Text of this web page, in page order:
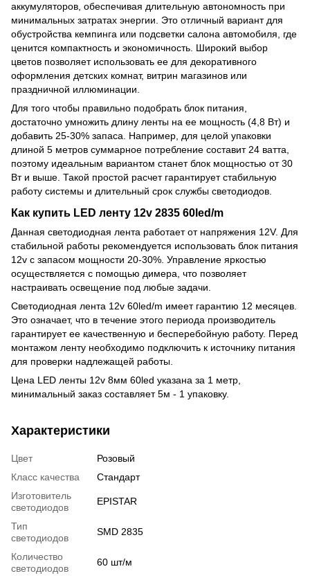
аккумуляторов, обеспечивая длительную автономность при
минимальных затратах энергии. Это отличный вариант для
обустройства кемпинга или подсветки салона автомобиля, где
ценится компактность и экономичность. Широкий выбор
цветов позволяет использовать ее для декоративного
оформления детских комнат, витрин магазинов или
праздничной иллюминации.
Для того чтобы правильно подобрать блок питания,
достаточно умножить длину ленты на ее мощность (4,8 Вт) и
добавить 25-30% запаса. Например, для целой упаковки
длиной 5 метров суммарное потребление составит 24 ватта,
поэтому идеальным вариантом станет блок мощностью от 30
Вт и выше. Такой простой расчет гарантирует стабильную
работу системы и длительный срок службы светодиодов.
Как купить LED ленту 12v 2835 60led/m
Данная светодиодная лента работает от напряжения 12V. Для
стабильной работы рекомендуется использовать блок питания
12v с запасом мощности 20-30%. Управление яркостью
осуществляется с помощью димера, что позволяет
настраивать освещение под любые задачи.
Светодиодная лента 12v 60led/m имеет гарантию 12 месяцев.
Это означает, что в течение этого периода производитель
гарантирует ее качественную и бесперебойную работу. Перед
монтажом ленту необходимо подключить к источнику питания
для проверки надлежащей работы.
Цена LED ленты 12v 8мм 60led указана за 1 метр,
минимальный заказ составляет 5м - 1 упаковку.
Характеристики
Цвет
Розовый
Класс качества
Стандарт
Изготовитель
светодиодов
EPISTAR
Тип
светодиодов
SMD 2835
Количество
светодиодов
60 шт/м